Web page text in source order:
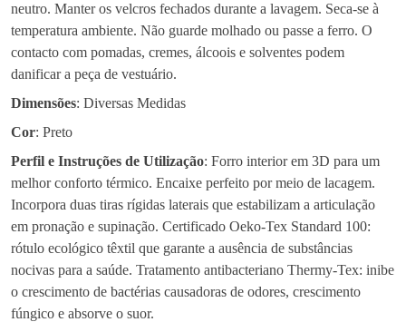
neutro. Manter os velcros fechados durante a lavagem. Seca-se à
temperatura ambiente. Não guarde molhado ou passe a ferro. O
contacto com pomadas, cremes, álcoois e solventes podem
danificar a peça de vestuário.
Dimensões: Diversas Medidas
Cor: Preto
Perfil e Instruções de Utilização: Forro interior em 3D para um
melhor conforto térmico. Encaixe perfeito por meio de lacagem.
Incorpora duas tiras rígidas laterais que estabilizam a articulação
em pronação e supinação. Certificado Oeko-Tex Standard 100:
rótulo ecológico têxtil que garante a ausência de substâncias
nocivas para a saúde. Tratamento antibacteriano Thermy-Tex: inibe
o crescimento de bactérias causadoras de odores, crescimento
fúngico e absorve o suor.